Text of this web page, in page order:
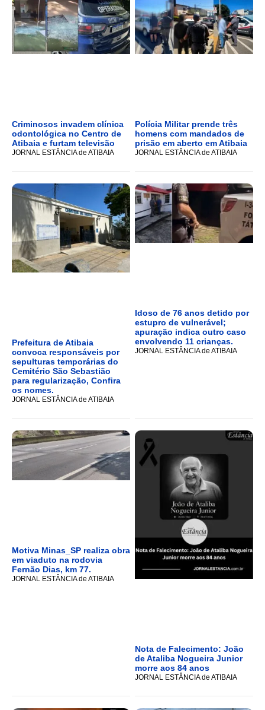
Criminosos invadem clínica
odontológica no Centro de
Atibaia e furtam televisão
JORNAL ESTÂNCIA de ATIBAIA
Polícia Militar prende três
homens com mandados de
prisão em aberto em Atibaia
JORNAL ESTÂNCIA de ATIBAIA
Prefeitura de Atibaia
convoca responsáveis por
sepulturas temporárias do
Cemitério São Sebastião
para regularização, Confira
os nomes.
JORNAL ESTÂNCIA de ATIBAIA
Idoso de 76 anos detido por
estupro de vulnerável;
apuração indica outro caso
envolvendo 11 crianças.
JORNAL ESTÂNCIA de ATIBAIA
Motiva Minas_SP realiza obra
em viaduto na rodovia
Fernão Dias, km 77.
JORNAL ESTÂNCIA de ATIBAIA
Nota de Falecimento: João
de Ataliba Nogueira Junior
morre aos 84 anos
JORNAL ESTÂNCIA de ATIBAIA